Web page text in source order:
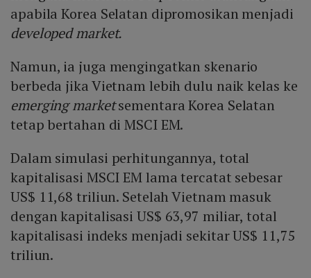
apabila Korea Selatan dipromosikan menjadi
developed market.
Namun, ia juga mengingatkan skenario
berbeda jika Vietnam lebih dulu naik kelas ke
emerging marketsementara Korea Selatan
tetap bertahan di MSCI EM.
Dalam simulasi perhitungannya, total
kapitalisasi MSCI EM lama tercatat sebesar
US$ 11,68 triliun. Setelah Vietnam masuk
dengan kapitalisasi US$ 63,97 miliar, total
kapitalisasi indeks menjadi sekitar US$ 11,75
triliun.